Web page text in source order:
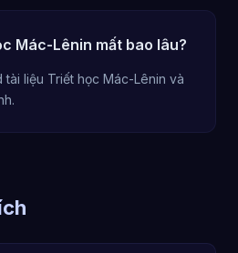
Mác-Lênin mất bao lâu?
tài liệu Triết học Mác-Lênin và